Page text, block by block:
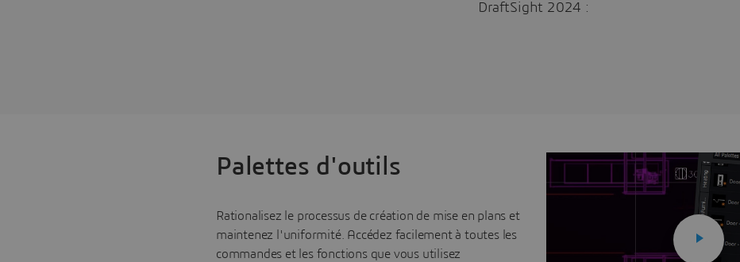
DraftSight 2024 :
Palettes d'outils
Rationalisez le processus de création de mise en plans et
maintenez l'uniformité. Accédez facilement à toutes les
commandes et les fonctions que vous utilisez